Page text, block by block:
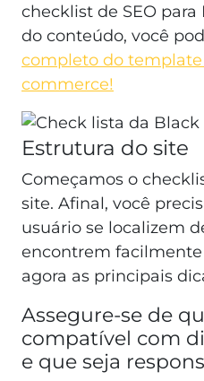
checklist de SEO para
do conteúdo, você
completo do
commerce!
Estrutura do site
Começamos o
site. Afinal, você
usuário se localizem
encontrem facilmente
agora as principais
Assegure-se de
compatível com
e que seja